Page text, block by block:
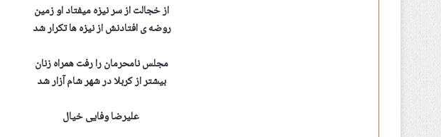
از خجالت از سر نیزه میفتاد او زمین
روضه ی افتادنش از نیزه ها تکرار شد
مجلس نامحرمان را رفت همراه زنان
بیشتر از کربلا در شهر شام آزار شد
علیرضا وفایی خیال